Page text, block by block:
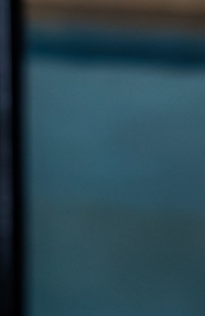
profunda sensación de
llenas de luz contribuyen a
que le aportarán
largo y 5 metros de ancho,
cuales 1 cabina dúo y 1 suite
colaboradoras preferidas
de bienestar en casa, puede
Détente, los clientes